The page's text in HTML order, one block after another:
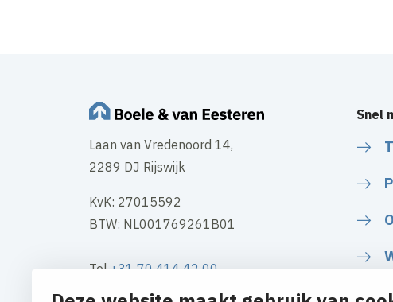
Laan van Vredenoord 14,
2289 DJ Rijswijk
KvK: 27015592
BTW: NL001769261B01
Tel+31 70 414 42 00
info@boele.nl
Snel